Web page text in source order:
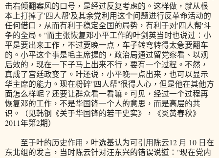
击右倾翻案风的口号，是经过反复考虑的。这样做，就从根
本上打掉了'四人帮'及其余党利用这个问题进行反革命活动的
任何借口，从而有利于稳定全国的局势，有利于对'四人帮'斗
争的全局。"而主张恢复邓小平工作的叶剑英当时也说过：小
平是要出来工作，不过要晚一点，车子转弯转得太急要翻车
的。小平这个事是毛主席提的，政治局通过留党察看、以观
后效的，现在一下子马上出来不行，要有一个过程。不然，
真成了宫廷政变了。叶还说，小平晚一点出来，也可以显示
华主席的能力。现在粉碎"四人帮"很得人心，但是他在其他方
面怎么样呢？还要让群众看一看嘛。可见，经过一个过程再
恢复邓的工作，不是华国锋一个人的意思，而是高层的共
识。（见韩钢《关于华国锋的若干史实》，《炎黄春秋》
2011年第2期）
至于叶的历史作用，叶选基认为可引用陈云12 月 10 日在
东北组的发言，当时陈云针对汪东兴的错误说道："现在党内